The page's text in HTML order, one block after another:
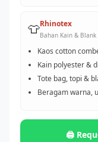
👕Rhinotex
Bahan Kain &
Kaos cotton
Kain polyester &
Tote bag, topi &
Beragam warna,
🖨️